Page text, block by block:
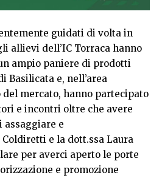
guidati di volta in
allievi dell’IC Torraca hanno
ampio paniere di prodotti
Basilicata e, nell’area
mercato, hanno partecipato
e incontri oltre che avere
assaggiare e
e la dott.ssa Laura
per averci aperto le porte
e promozione